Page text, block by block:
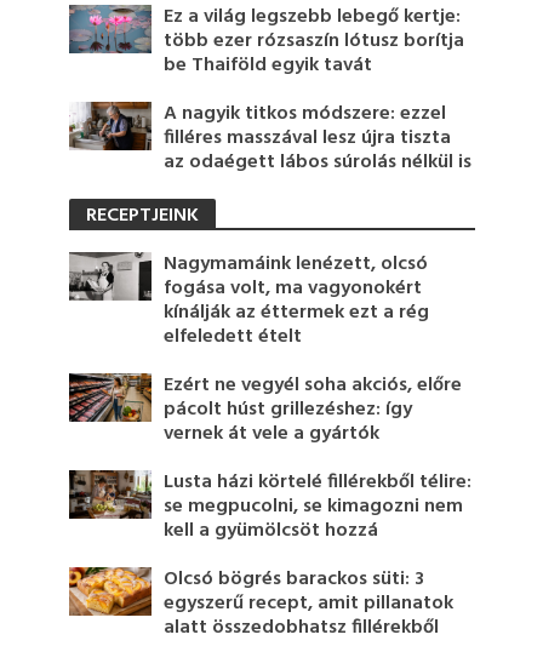
Ez a világ legszebb lebegő kertje:
több ezer rózsaszín lótusz borítja
be Thaiföld egyik tavát
A nagyik titkos módszere: ezzel
filléres masszával lesz újra tiszta
az odaégett lábos súrolás nélkül is
RECEPTJEINK
Nagymamáink lenézett, olcsó
fogása volt, ma vagyonokért
kínálják az éttermek ezt a rég
elfeledett ételt
Ezért ne vegyél soha akciós, előre
pácolt húst grillezéshez: így
vernek át vele a gyártók
Lusta házi körtelé fillérekből télire:
se megpucolni, se kimagozni nem
kell a gyümölcsöt hozzá
Olcsó bögrés barackos süti: 3
egyszerű recept, amit pillanatok
alatt összedobhatsz fillérekből